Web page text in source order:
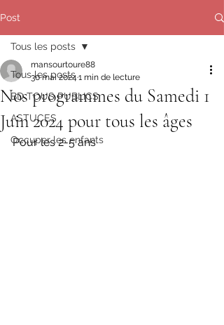
Post
Tous les posts
BD TOUS PUBLICS
ASTUCES
Occuper les enfants
Tous les posts
Nos programmes du Samedi 1
Juin 2024 pour tous les âges
mansourtoure88
30 mai 2024 1 min de lecture
Pour les 2-5 ans